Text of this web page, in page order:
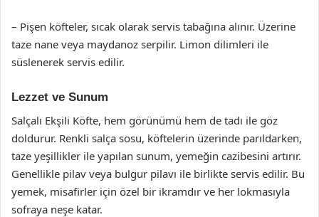
– Pişen köfteler, sıcak olarak servis tabağına alınır. Üzerine
taze nane veya maydanoz serpilir. Limon dilimleri ile
süslenerek servis edilir.
Lezzet ve Sunum
Salçalı Ekşili Köfte, hem görünümü hem de tadı ile göz
doldurur. Renkli salça sosu, köftelerin üzerinde parıldarken,
taze yeşillikler ile yapılan sunum, yemeğin cazibesini artırır.
Genellikle pilav veya bulgur pilavı ile birlikte servis edilir. Bu
yemek, misafirler için özel bir ikramdır ve her lokmasıyla
sofraya neşe katar.